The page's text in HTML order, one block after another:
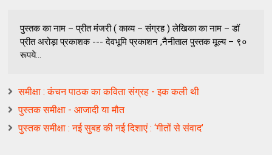
पुस्तक का नाम – प्रीत मंजरी ( काव्य – संग्रह ) लेखिका का नाम – डॉ
प्रीत अरोड़ा प्रकाशक --- देवभूमि प्रकाशन ,नैनीताल पुस्तक मूल्य – ९०
रूपये...
समीक्षा : कंचन पाठक का कविता संग्रह - इक कली थी
पुस्तक समीक्षा - आजादी या मौत
पुस्तक समीक्षा : नई सुबह की नई दिशाएं : ‘गीतों से संवाद’